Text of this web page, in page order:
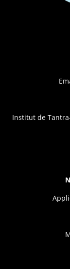
Institut de